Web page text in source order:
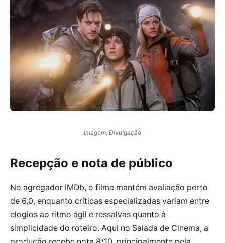
Imagem: Divulgação
Recepção e nota de público
No agregador IMDb, o filme mantém avaliação perto
de 6,0, enquanto críticas especializadas variam entre
elogios ao ritmo ágil e ressalvas quanto à
simplicidade do roteiro. Aqui no Salada de Cinema, a